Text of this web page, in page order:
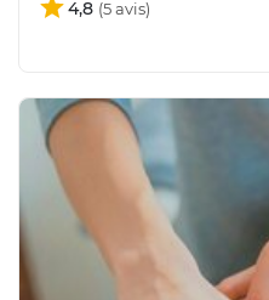
4,8